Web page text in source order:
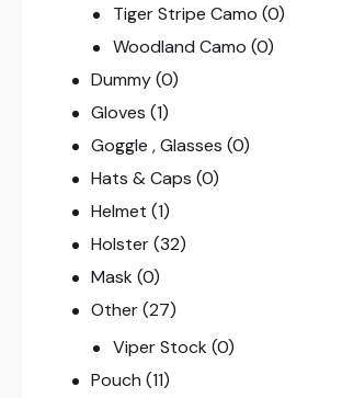
Tiger Stripe Camo (0)
Woodland Camo (0)
Dummy (0)
Gloves (1)
Goggle , Glasses (0)
Hats & Caps (0)
Helmet (1)
Holster (32)
Mask (0)
Other (27)
Viper Stock (0)
Pouch (11)